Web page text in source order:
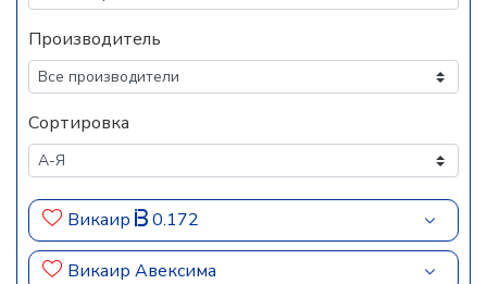
Производитель
Сортировка
Викаир 0.172
Викаир Авексима